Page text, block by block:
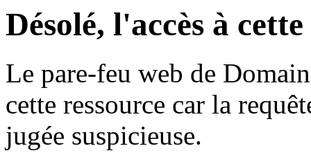
Désolé, l'accès à
Le pare-feu web de
cette ressource car la
jugée suspicieuse.